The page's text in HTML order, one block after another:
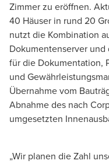
Zimmer zu eröffnen.
40 Häuser in rund 20
nutzt die Kombination
Dokumentenserver
für die Dokumentation,
und
Übernahme vom
Abnahme des nach
umgesetzten
„Wir planen die Zahl